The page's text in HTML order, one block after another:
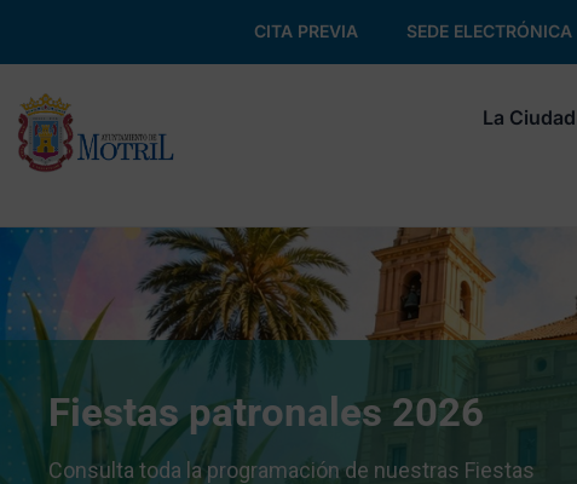
CITA PREVIA SEDE ELECTRÓNICA
La Ciudad
Fiestas patronales 2026
Consulta toda la programación de nuestras Fiestas